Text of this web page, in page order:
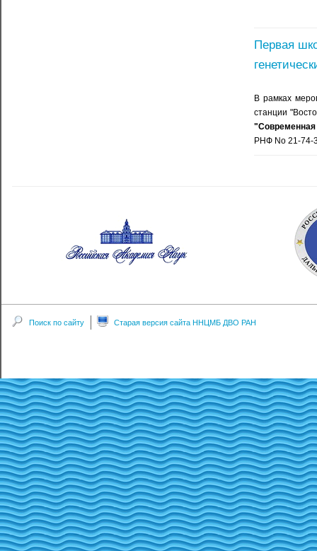
Первая
В рамках
станции
"Современная
РНФ No 21-74-
Поиск по сайту Старая версия сайта ННЦМБ ДВО РАН